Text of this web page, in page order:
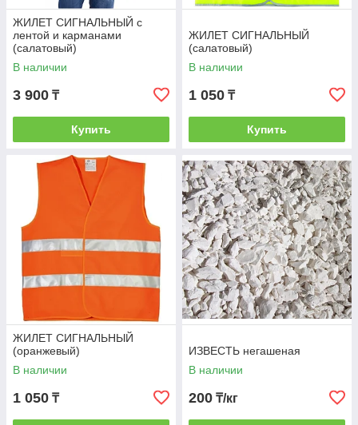
ЖИЛЕТ СИГНАЛЬНЫЙ с
лентой и карманами
(салатовый)
В наличии
3 900 ₸
Купить
ЖИЛЕТ СИГНАЛЬНЫЙ
(салатовый)
В наличии
1 050 ₸
Купить
ЖИЛЕТ СИГНАЛЬНЫЙ
(оранжевый)
В наличии
1 050 ₸
ИЗВЕСТЬ негашеная
В наличии
200 ₸/кг